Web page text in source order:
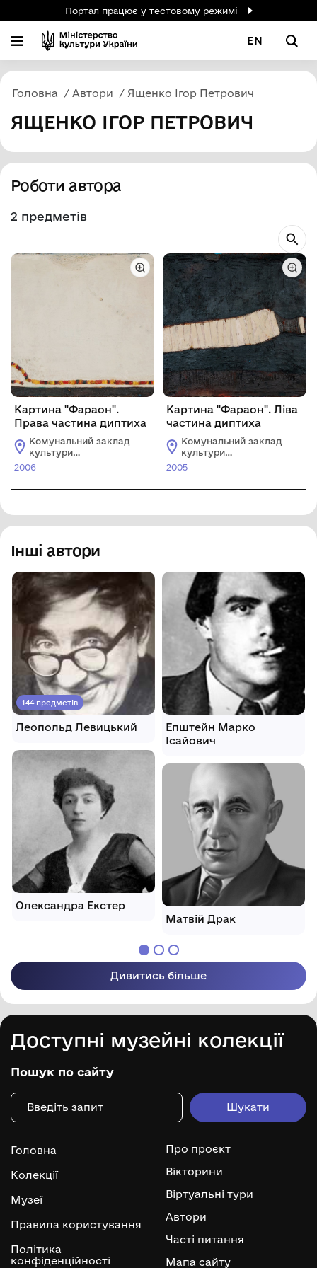
Портал працює у тестовому режимі
EN
Головна Автори Ященко Ігор Петрович
ЯЩЕНКО ІГОР ПЕТРОВИЧ
Роботи автора
2 предметів
Картина "Фараон".
Права частина диптиха
Комунальний заклад
культури
"Хмельницький
2006
Картина "Фараон". Ліва
частина диптиха
Комунальний заклад
культури
"Хмельницький
2005
Інші автори
144 предметів
Леопольд Левицький
Олександра Екстер
Епштейн Марко
Ісайович
Матвій Драк
Дивитись більше
Доступні музейні колекції
Пошук по сайту
Головна
Колекції
Музеї
Правила користування
Політика
конфіденційності
Про проєкт
Вікторини
Віртуальні тури
Автори
Часті питання
Мапа сайту